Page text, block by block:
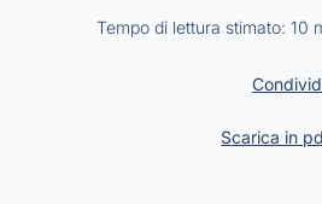
Tempo di lettura stimato: 10
Scarica in